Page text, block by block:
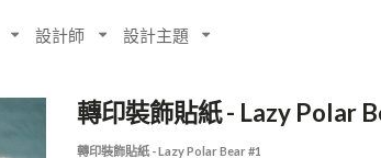
設計師 設計主題
轉印裝飾貼紙 - Lazy Polar
轉印裝飾貼紙 - Lazy Polar Bear #1